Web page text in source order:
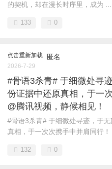
的契机，却在漫长时序里，成为 ...
133 0
点击重新加载 匿名
2026-7-29
#骨语3杀青# 于细微处寻
份证据中还原真相，于一
@腾讯视频，静候相见！
#骨语3杀青# 于细微处寻迹，于
真相，于一次次携手中并肩同行！
132 0